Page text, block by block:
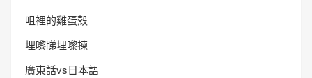
咀裡的雞蛋殼
埋嚟睇埋嚟揀
廣東話vs日本語